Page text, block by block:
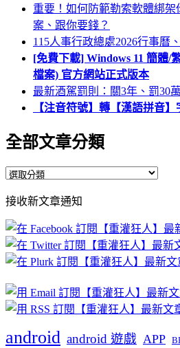
重要！如何防範勒索軟體綁
案、跟你要錢？
115人事行政總處2026行事曆
[免費下載] Windows 11 簡體/
檔案) 官方網站正式版本
最新酒駕罰則：關3年、罰30
【注音符號】轉【漢語拼音
全部文章分類
全
文
章
分
類
接收新文章通知
android android 遊戲 APP